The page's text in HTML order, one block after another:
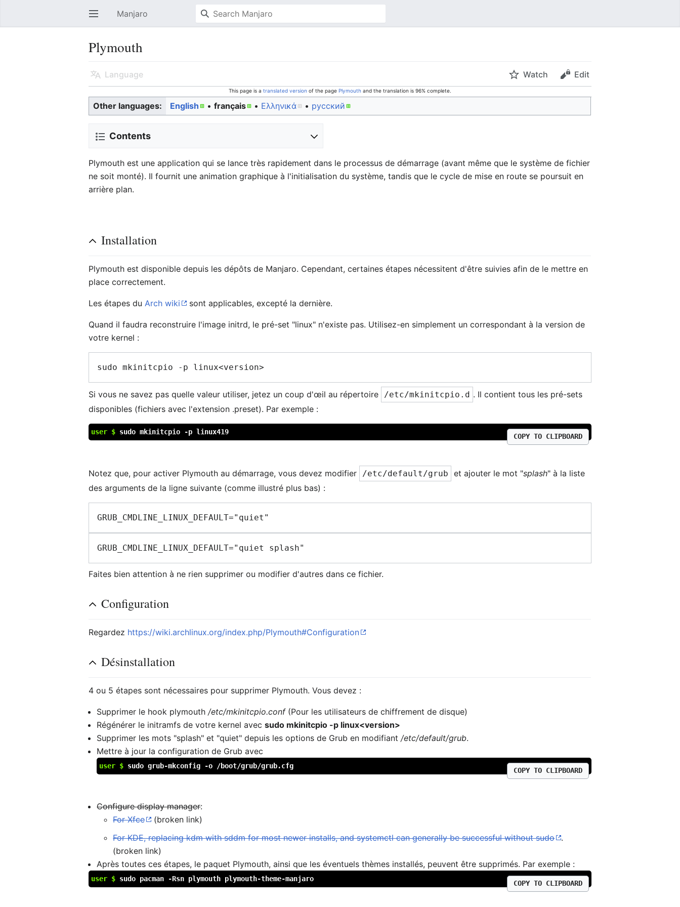
Open main menu Manjaro
Plymouth
Language Watch Edit
This page is a translated version of the page Plymouthand the translation is 96% complete.
Other languages: English • ‎français • ‎ Ελληνικά • ‎ русский
Contents
Plymouth est une application qui se lance très rapidement dans le processus de démarrage (avant même que le système de fichier
ne soit monté). Il fournit une animation graphique à l'initialisation du système, tandis que le cycle de mise en route se poursuit en
arrière plan.
Installation
Plymouth est disponible depuis les dépôts de Manjaro. Cependant, certaines étapes nécessitent d'être suivies afin de le mettre en
place correctement.
Les étapes duArch wiki sont applicables, excepté la dernière.
Quand il faudra reconstruire l'image initrd, le pré-set "linux" n'existe pas. Utilisez-en simplement un correspondant à la version de
votre kernel :
Si vous ne savez pas quelle valeur utiliser, jetez un coup d'œil au répertoire /etc/mkinitcpio.d . Il contient tous les pré-sets
disponibles (fichiers avec l'extension .preset). Par exemple :
user $ sudo mkinitcpio -p linux419
COPY TO CLIPBOARD
Notez que, pour activer Plymouth au démarrage, vous devez modifier /etc/default/grub et ajouter le mot "splash" à la liste
des arguments de la ligne suivante (comme illustré plus bas) :
Faites bien attention à ne rien supprimer ou modifier d'autres dans ce fichier.
Configuration
Regardez https://wiki.archlinux.org/index.php/Plymouth#Configuration
Désinstallation
4 ou 5 étapes sont nécessaires pour supprimer Plymouth. Vous devez :
Supprimer le hook plymouth/etc/mkinitcpio.conf(Pour les utilisateurs de chiffrement de disque)
Régénérer le initramfs de votre kernel avecsudo mkinitcpio -p linux<version>
Supprimer les mots "splash" et "quiet" depuis les options de Grub en modifiant/etc/default/grub.
Mettre à jour la configuration de Grub avec
user $ sudo grub-mkconfig -o /boot/grub/grub.cfg
COPY TO CLIPBOARD
Configure display manager:
For Xfce
(broken link)
For KDE, replacing kdm with sddm for most newer installs, and systemctl can generally be successful without sudo
.
(broken link)
Après toutes ces étapes, le paquet Plymouth, ainsi que les éventuels thèmes installés, peuvent être supprimés. Par exemple :
user $ sudo pacman -Rsn plymouth plymouth-theme-manjaro
COPY TO CLIPBOARD